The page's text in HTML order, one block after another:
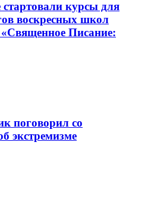
курсы для
воскресных школ
Писание:
поговорил со
экстремизме